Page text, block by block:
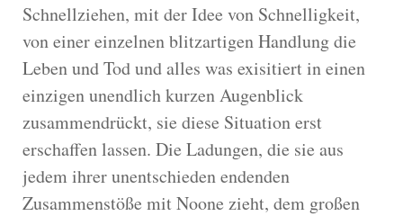
Schnellziehen, mit der Idee von Schnelligkeit,
von einer einzelnen blitzartigen Handlung die
Leben und Tod und alles was exisitiert in einen
einzigen unendlich kurzen Augenblick
zusammendrückt, sie diese Situation erst
erschaffen lassen. Die Ladungen, die sie aus
jedem ihrer unentschieden endenden
Zusammenstöße mit Noone zieht, dem großen